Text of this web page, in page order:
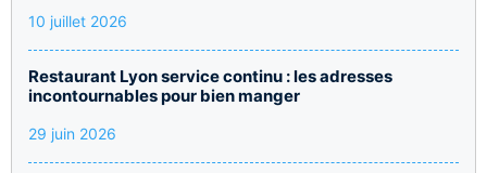
10 juillet 2026
Restaurant Lyon service continu : les adresses
incontournables pour bien manger
29 juin 2026